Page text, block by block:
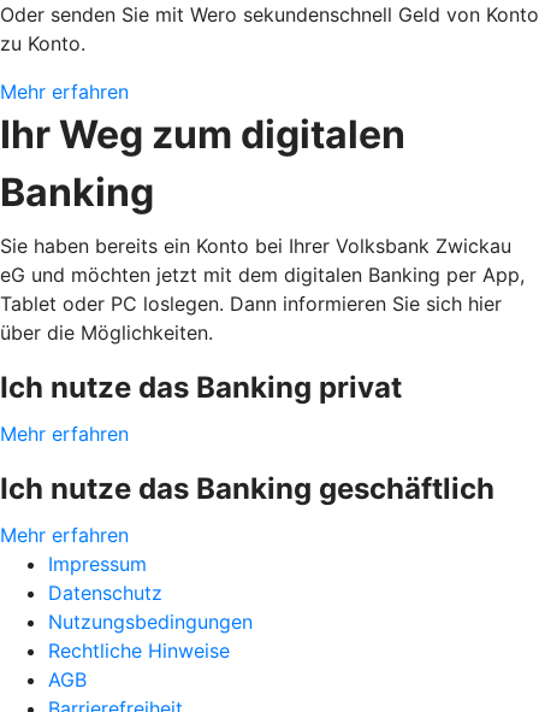
Oder senden Sie mit Wero sekundenschnell Geld von Konto
zu Konto.
Mehr erfahren
Ihr Weg zum digitalen
Banking
Sie haben bereits ein Konto bei Ihrer Volksbank Zwickau
eG und möchten jetzt mit dem digitalen Banking per App,
Tablet oder PC loslegen. Dann informieren Sie sich hier
über die Möglichkeiten.
Ich nutze das Banking privat
Mehr erfahren
Ich nutze das Banking geschäftlich
Mehr erfahren
Impressum
Datenschutz
Nutzungsbedingungen
Rechtliche Hinweise
AGB